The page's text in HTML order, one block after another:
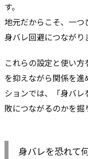
す。
地元だからこそ、一
身バレ回避につながり
これらの設定と使い
を抑えながら関係を進
ションでは、「身バ
敗につながるのかを掘
身バレを恐れて